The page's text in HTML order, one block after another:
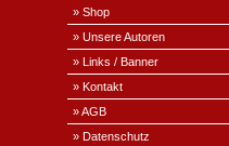
» Shop
» Unsere Autoren
» Links / Banner
» Kontakt
» AGB
» Datenschutz